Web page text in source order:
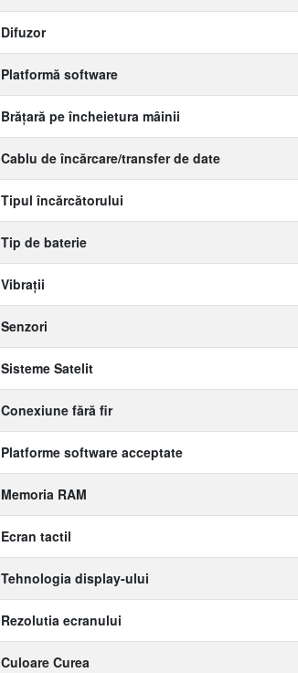
Difuzor
Platformă software
Brățară pe încheietura mâinii
Cablu de încărcare/transfer de date
Tipul încărcătorului
Tip de baterie
Vibrații
Senzori
Sisteme Satelit
Conexiune fără fir
Platforme software acceptate
Memoria RAM
Ecran tactil
Tehnologia display-ului
Rezolutia ecranului
Culoare Curea